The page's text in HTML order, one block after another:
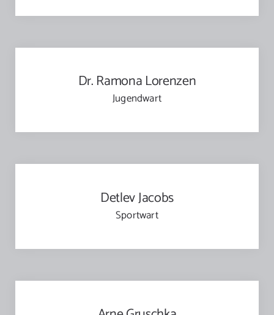
Dr. Ramona Lorenzen
Jugendwart
Detlev Jacobs
Sportwart